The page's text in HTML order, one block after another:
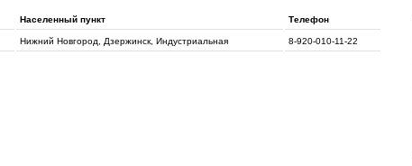
Населенный пункт Телефон
Нижний Новгород, Дзержинск, Индустриальная 8-920-010-11-22